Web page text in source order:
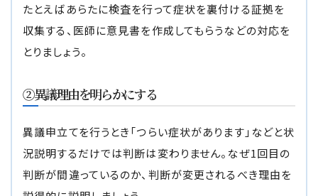
たとえばあらたに検査を行って症状を裏付ける証拠を
収集する、医師に意見書を作成してもらうなどの対応を
とりましょう。
②異議理由を明らかにする
異議申立てを行うとき「つらい症状があります」などと状
況説明するだけでは判断は変わりません。なぜ1回目の
判断が間違っているのか、判断が変更されるべき理由を